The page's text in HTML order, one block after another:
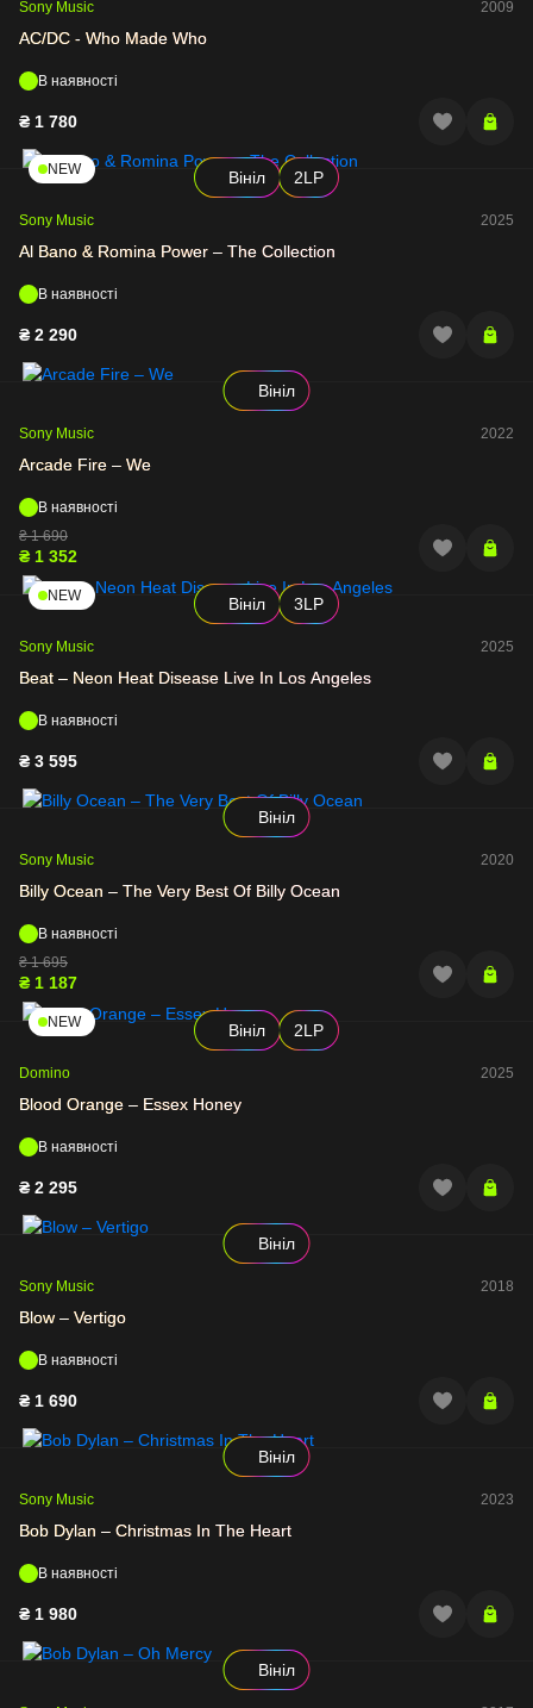
Sony Music 2009
AC/DC - Who Made Who
В наявності
₴ 1 780
NEW Вініл 2LP
Sony Music 2025
Al Bano & Romina Power – The Collection
В наявності
₴ 2 290
Вініл
Sony Music 2022
Arcade Fire – We
В наявності
₴1 690
₴ 1 352
NEW Вініл 3LP
Sony Music 2025
Beat – Neon Heat Disease Live In Los Angeles
В наявності
₴ 3 595
Вініл
Sony Music 2020
Billy Ocean – The Very Best Of Billy Ocean
В наявності
₴1 695
₴ 1 187
NEW Вініл 2LP
Domino 2025
Blood Orange – Essex Honey
В наявності
₴ 2 295
Вініл
Sony Music 2018
Blow – Vertigo
В наявності
₴ 1 690
Вініл
Sony Music 2023
Bob Dylan – Christmas In The Heart
В наявності
₴ 1 980
Вініл